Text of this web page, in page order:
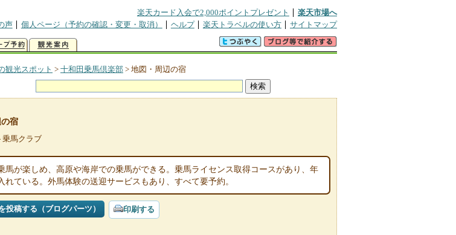
楽天カード入会で2,000ポイントプレゼント
楽天市場へ
声
個人ページ（予約の確認・変更・取消） ヘルプ 楽天トラベルの使い方 サイトマップ
観光スポット > 十和田乗馬倶楽部 > 地図・周辺の宿
宿
乗馬クラブ
馬が楽しめ、高原や海岸での乗馬ができる。乗馬ライセンス取得コースがあり、年
れている。外馬体験の送迎サービスもあり、すべて要予約。
投稿する（ブログパーツ） 印刷する